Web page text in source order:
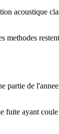
acoustique
partie de
fuite ayant